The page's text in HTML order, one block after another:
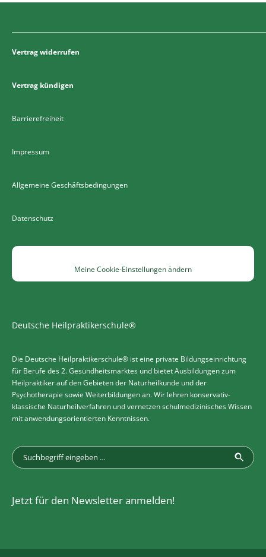
Vertrag widerrufen
Vertrag kündigen
Barrierefreiheit
Impressum
Allgemeine Geschäftsbedingungen
Datenschutz
Meine Cookie-Einstellungen ändern
Deutsche Heilpraktikerschule®
Die Deutsche Heilpraktikerschule® ist eine private Bildungseinrichtung
für Berufe des 2. Gesundheitsmarktes und bietet Ausbildungen zum
Heilpraktiker auf den Gebieten der Naturheilkunde und der
Psychotherapie sowie Weiterbildungen an. Wir lehren konservativ-
klassische Naturheilverfahren und vernetzen schulmedizinisches Wissen
mit anwendungsorientierten Kenntnissen.
Jetzt für den Newsletter anmelden!